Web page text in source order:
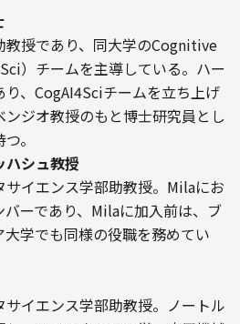
教授であり、同大学のCognitive
）チームを主導している。ハー
、CogAI4Sciチームを立ち上げ
ジオ教授のもと博士研究員とし
。
ハシュ教授
イエンス学部助教授。Milaにお
ーであり、Milaに加入前は、ブ
学でも同様の役職を務めてい
イエンス学部助教授。ノートル